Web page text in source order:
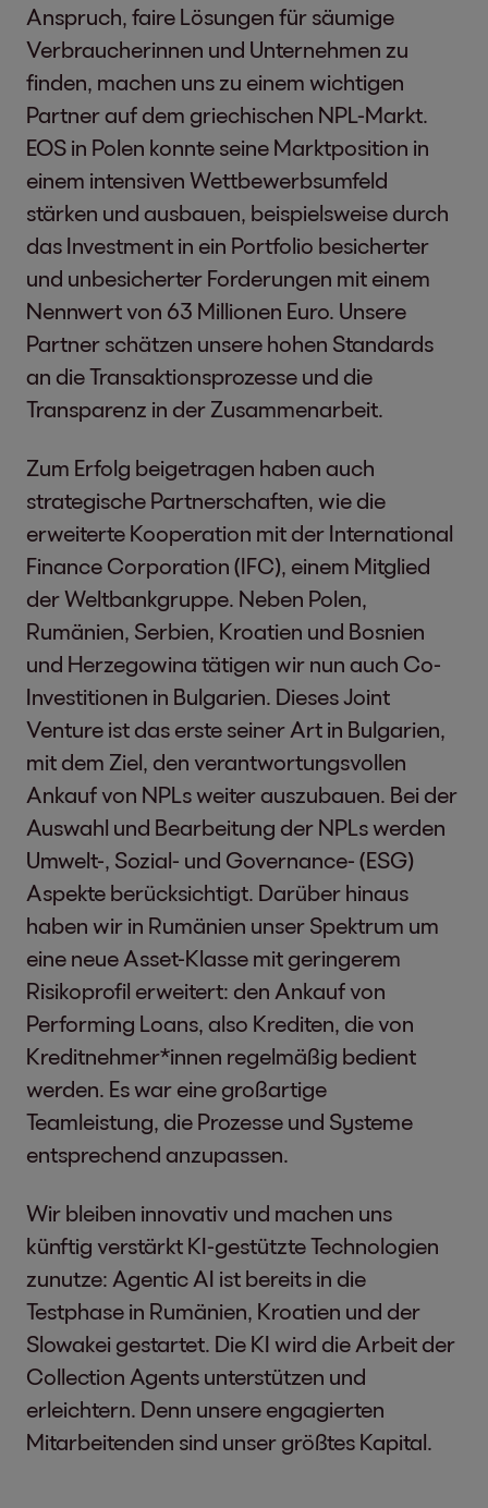
Anspruch, faire Lösungen für säumige
Verbraucherinnen und Unternehmen zu
finden, machen uns zu einem wichtigen
Partner auf dem griechischen NPL-Markt.
EOS in Polen konnte seine Marktposition in
einem intensiven Wettbewerbsumfeld
stärken und ausbauen, beispielsweise durch
das Investment in ein Portfolio besicherter
und unbesicherter Forderungen mit einem
Nennwert von 63 Millionen Euro. Unsere
Partner schätzen unsere hohen Standards
an die Transaktionsprozesse und die
Transparenz in der Zusammenarbeit.
Zum Erfolg beigetragen haben auch
strategische Partnerschaften, wie die
erweiterte Kooperation mit der International
Finance Corporation (IFC), einem Mitglied
der Weltbankgruppe. Neben Polen,
Rumänien, Serbien, Kroatien und Bosnien
und Herzegowina tätigen wir nun auch Co-
Investitionen in Bulgarien. Dieses Joint
Venture ist das erste seiner Art in Bulgarien,
mit dem Ziel, den verantwortungsvollen
Ankauf von NPLs weiter auszubauen. Bei der
Auswahl und Bearbeitung der NPLs werden
Umwelt-, Sozial- und Governance- (ESG)
Aspekte berücksichtigt. Darüber hinaus
haben wir in Rumänien unser Spektrum um
eine neue Asset-Klasse mit geringerem
Risikoprofil erweitert: den Ankauf von
Performing Loans, also Krediten, die von
Kreditnehmer*innen regelmäßig bedient
werden. Es war eine großartige
Teamleistung, die Prozesse und Systeme
entsprechend anzupassen.
Wir bleiben innovativ und machen uns
künftig verstärkt KI-gestützte Technologien
zunutze: Agentic AI ist bereits in die
Testphase in Rumänien, Kroatien und der
Slowakei gestartet. Die KI wird die Arbeit der
Collection Agents unterstützen und
erleichtern. Denn unsere engagierten
Mitarbeitenden sind unser größtes Kapital.